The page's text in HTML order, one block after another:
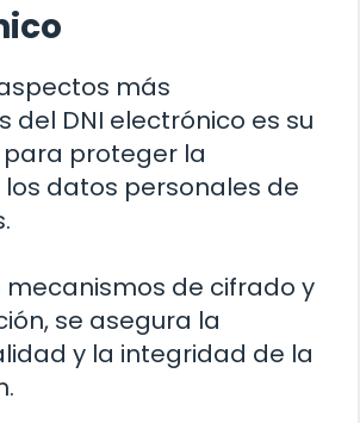
más
del DNI electrónico es su
proteger la
datos personales de
mecanismos de cifrado y
se asegura la
y la integridad de la